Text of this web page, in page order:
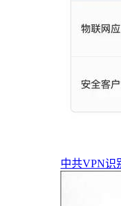
中共VPN识